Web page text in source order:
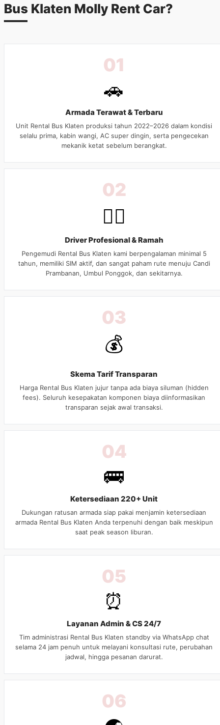
Bus Klaten Molly Rent Car?
01
🚗
Armada Terawat & Terbaru
Unit Rental Bus Klaten produksi tahun 2022–2026 dalam kondisi
selalu prima, kabin wangi, AC super dingin, serta pengecekan
mekanik ketat sebelum berangkat.
02
👨‍✈️
Driver Profesional & Ramah
Pengemudi Rental Bus Klaten kami berpengalaman minimal 5
tahun, memiliki SIM aktif, dan sangat paham rute menuju Candi
Prambanan, Umbul Ponggok, dan sekitarnya.
03
💰
Skema Tarif Transparan
Harga Rental Bus Klaten jujur tanpa ada biaya siluman (hidden
fees). Seluruh kesepakatan komponen biaya diinformasikan
transparan sejak awal transaksi.
04
🚌
Ketersediaan 220+ Unit
Dukungan ratusan armada siap pakai menjamin ketersediaan
armada Rental Bus Klaten Anda terpenuhi dengan baik meskipun
saat peak season liburan.
05
⏰
Layanan Admin & CS 24/7
Tim administrasi Rental Bus Klaten standby via WhatsApp chat
selama 24 jam penuh untuk melayani konsultasi rute, perubahan
jadwal, hingga pesanan darurat.
06